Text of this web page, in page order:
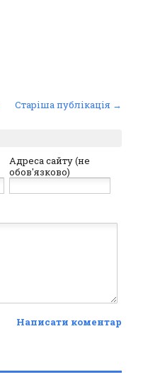
Старіша публікація →
Адреса сайту (не
обов'язково)
Написати коментар